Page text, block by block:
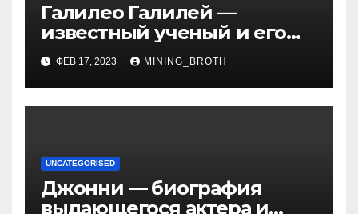
Галилео Галилей —
известный ученый и его
открытия — краткая
биография, достижения и
вклад в науку
ФЕВ 17, 2023 MINING_BROTH
UNCATEGORISED
Джонни — биография
выдающегося актера и